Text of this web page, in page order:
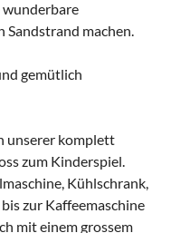
wunderbare
Sandstrand machen.
gemütlich
unserer komplett
zum Kinderspiel.
Kühlschrank,
zur Kaffeemaschine
mit einem grossem